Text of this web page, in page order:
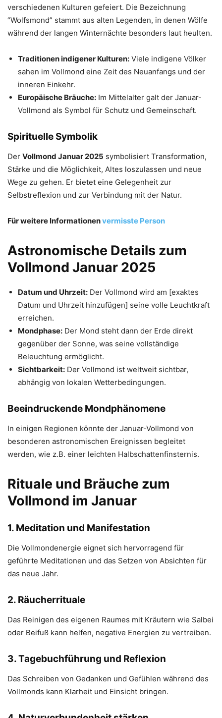
verschiedenen Kulturen gefeiert. Die Bezeichnung
“Wolfsmond” stammt aus alten Legenden, in denen Wölfe
während der langen Winternächte besonders laut heulten.
Traditionen indigener Kulturen: Viele indigene Völker
sahen im Vollmond eine Zeit des Neuanfangs und der
inneren Einkehr.
Europäische Bräuche: Im Mittelalter galt der Januar-
Vollmond als Symbol für Schutz und Gemeinschaft.
Spirituelle Symbolik
Der Vollmond Januar 2025 symbolisiert Transformation,
Stärke und die Möglichkeit, Altes loszulassen und neue
Wege zu gehen. Er bietet eine Gelegenheit zur
Selbstreflexion und zur Verbindung mit der Natur.
Für weitere Informationenvermisste Person
Astronomische Details zum
Vollmond Januar 2025
Datum und Uhrzeit: Der Vollmond wird am [exaktes
Datum und Uhrzeit hinzufügen] seine volle Leuchtkraft
erreichen.
Mondphase: Der Mond steht dann der Erde direkt
gegenüber der Sonne, was seine vollständige
Beleuchtung ermöglicht.
Sichtbarkeit: Der Vollmond ist weltweit sichtbar,
abhängig von lokalen Wetterbedingungen.
Beeindruckende Mondphänomene
In einigen Regionen könnte der Januar-Vollmond von
besonderen astronomischen Ereignissen begleitet
werden, wie z.B. einer leichten Halbschattenfinsternis.
Rituale und Bräuche zum
Vollmond im Januar
1. Meditation und Manifestation
Die Vollmondenergie eignet sich hervorragend für
geführte Meditationen und das Setzen von Absichten für
das neue Jahr.
2. Räucherrituale
Das Reinigen des eigenen Raumes mit Kräutern wie Salbei
oder Beifuß kann helfen, negative Energien zu vertreiben.
3. Tagebuchführung und Reflexion
Das Schreiben von Gedanken und Gefühlen während des
Vollmonds kann Klarheit und Einsicht bringen.